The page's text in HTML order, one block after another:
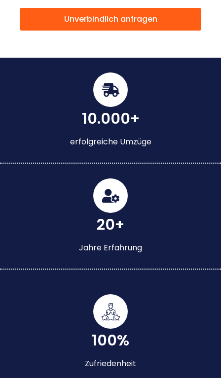
Unverbindlich anfragen
10.000+
erfolgreiche Umzüge
20+
Jahre Erfahrung
100%
Zufriedenheit